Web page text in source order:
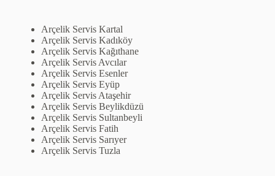
Arçelik Servis Kartal
Arçelik Servis Kadıköy
Arçelik Servis Kağıthane
Arçelik Servis Avcılar
Arçelik Servis Esenler
Arçelik Servis Eyüp
Arçelik Servis Ataşehir
Arçelik Servis Beylikdüzü
Arçelik Servis Sultanbeyli
Arçelik Servis Fatih
Arçelik Servis Sarıyer
Arçelik Servis Tuzla